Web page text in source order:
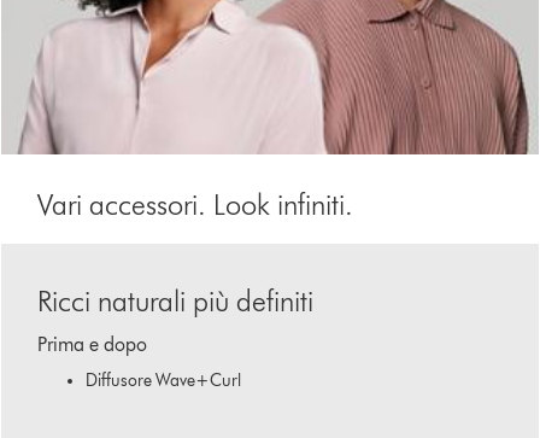
Vari accessori. Look infiniti.
Ricci naturali più definiti
Prima e dopo
Diffusore Wave+Curl